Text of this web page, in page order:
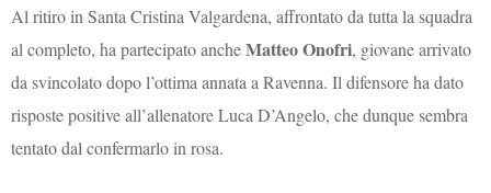
Al ritiro in Santa Cristina Valgardena, affrontato da tutta la squadra
al completo, ha partecipato ancheMatteo Onofri, giovane arrivato
da svincolato dopo l’ottima annata a Ravenna. Il difensore ha dato
risposte positive all’allenatore Luca D’Angelo, che dunque sembra
tentato dal confermarlo in rosa.